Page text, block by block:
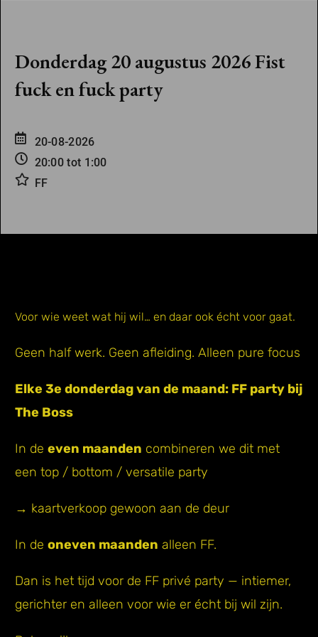
Donderdag 20 augustus 2026 Fist
fuck en fuck party
20-08-2026
20:00 tot 1:00
FF
Voor wie weet wat hij wil… en daar ook écht voor gaat.
Geen half werk. Geen afleiding. Alleen pure focus
Elke 3e donderdag van de maand: FF party bij
The Boss
In de even maanden combineren we dit met
een top / bottom / versatile party
→ kaartverkoop gewoon aan de deur
In de oneven maanden alleen FF.
Dan is het tijd voor de FF privé party — intiemer,
gerichter en alleen voor wie er écht bij wil zijn.